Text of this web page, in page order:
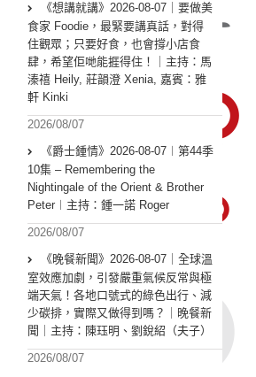
《想講就講》2026-08-07｜要做美
食家 Foodie，最緊要講真話，對得
住觀眾；只要好食，也會撐小店食
肆，希望佢哋能捱得住！｜主持：馬
溱禧 Heily, 莊韻澄 Xenia, 嘉賓：雅
軒 Kinki
2026/08/07
《爵士鍾情》2026-08-07︱第44季
10集 – Remembering the
Nightingale of the Orient & Brother
Peter︱主持：鍾一諾 Roger
2026/08/07
《晚餐新聞》2026-08-07｜全球溫
室效應加劇，引發嚴重氣候反常與極
端天氣！各地口號式的綠色出行、減
少碳排，實際又做得到嗎？｜晚餐新
聞｜主持：陳珏明、劉銳紹（夫子）
2026/08/07